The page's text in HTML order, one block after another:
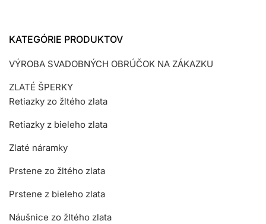
KATEGÓRIE PRODUKTOV
VÝROBA SVADOBNÝCH OBRÚČOK NA ZÁKAZKU
ZLATÉ ŠPERKY
Retiazky zo žltého zlata
Retiazky z bieleho zlata
Zlaté náramky
Prstene zo žltého zlata
Prstene z bieleho zlata
Náušnice zo žltého zlata